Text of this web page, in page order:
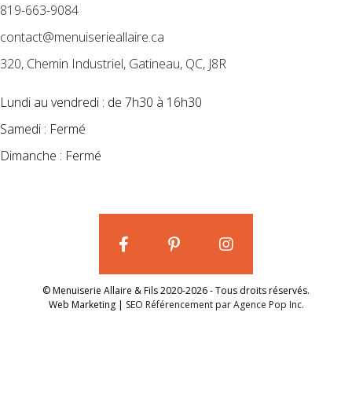
819-663-9084
contact@menuiserieallaire.ca
320, Chemin Industriel, Gatineau, QC, J8R
Lundi au vendredi : de 7h30 à 16h30
Samedi : Fermé
Dimanche : Fermé
© Menuiserie Allaire & Fils 2020-2026 - Tous droits réservés.
Web Marketing | SEO Référencement par Agence Pop Inc.